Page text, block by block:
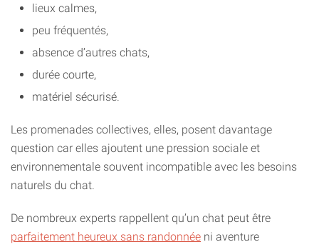
lieux calmes,
peu fréquentés,
absence d’autres chats,
durée courte,
matériel sécurisé.
Les promenades collectives, elles, posent davantage
question car elles ajoutent une pression sociale et
environnementale souvent incompatible avec les besoins
naturels du chat.
De nombreux experts rappellent qu’un chat peut être
parfaitement heureux sans randonnée ni aventure